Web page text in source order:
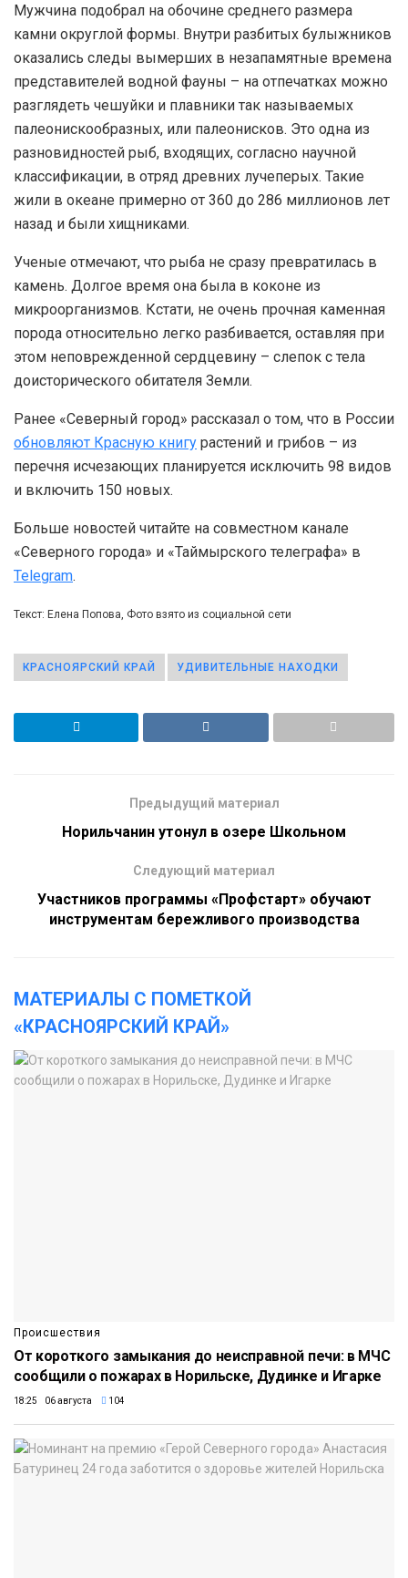
Мужчина подобрал на обочине среднего размера
камни округлой формы. Внутри разбитых булыжников
оказались следы вымерших в незапамятные времена
представителей водной фауны – на отпечатках можно
разглядеть чешуйки и плавники так называемых
палеонискообразных, или палеонисков. Это одна из
разновидностей рыб, входящих, согласно научной
классификации, в отряд древних лучеперых. Такие
жили в океане примерно от 360 до 286 миллионов лет
назад и были хищниками.
Ученые отмечают, что рыба не сразу превратилась в
камень. Долгое время она была в коконе из
микроорганизмов. Кстати, не очень прочная каменная
порода относительно легко разбивается, оставляя при
этом неповрежденной сердцевину – слепок с тела
доисторического обитателя Земли.
Ранее «Северный город» рассказал о том, что в России
обновляют Красную книгу растений и грибов – из
перечня исчезающих планируется исключить 98 видов
и включить 150 новых.
Больше новостей читайте на совместном канале
«Северного города» и «Таймырского телеграфа» в
Telegram.
Текст: Елена Попова, Фото взято из социальной сети
КРАСНОЯРСКИЙ КРАЙ УДИВИТЕЛЬНЫЕ НАХОДКИ
Предыдущий материал
Норильчанин утонул в озере Школьном
Следующий материал
Участников программы «Профстарт» обучают
инструментам бережливого производства
МАТЕРИАЛЫ С ПОМЕТКОЙ
«КРАСНОЯРСКИЙ КРАЙ»
Происшествия
От короткого замыкания до неисправной печи: в МЧС
сообщили о пожарах в Норильске, Дудинке и Игарке
18:25 06 августа 104